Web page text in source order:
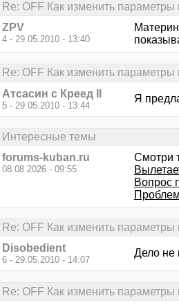
Re: OFF Как изменить параметры
ZPV
4 - 29.05.2010 - 13:40
Re: OFF Как изменить параметры
Атсасин с Креед II
5 - 29.05.2010 - 13:44
Я
Интересные темы
forums-kuban.ru
08.08.2026 - 09:55
Смотри
Вопрос
Re: OFF Как изменить параметры
Disobedient
6 - 29.05.2010 - 14:07
Дело не
Re: OFF Как изменить параметры